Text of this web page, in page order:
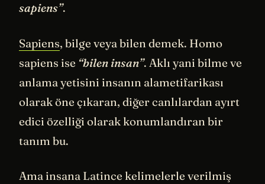
sapiens”.
Sapiens, bilge veya bilen demek. Homo
sapiens ise “bilen insan”. Aklı yani bilme ve
anlama yetisini insanın alametifarikası
olarak öne çıkaran, diğer canlılardan ayırt
edici özelliği olarak konumlandıran bir
tanım bu.
Ama insana Latince kelimelerle verilmiş